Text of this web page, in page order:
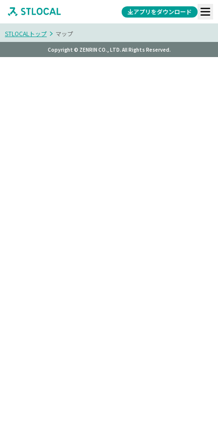
アプリをダウンロード
STLOCALトップ マップ
Copyright © ZENRIN CO., LTD. All Rights Reserved.